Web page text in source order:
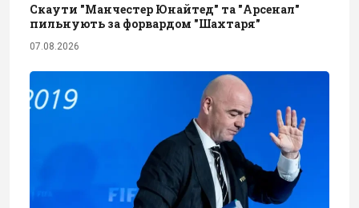
Скаути "Манчестер Юнайтед" та "Арсенал"
пильнують за форвардом "Шахтаря"
07.08.2026